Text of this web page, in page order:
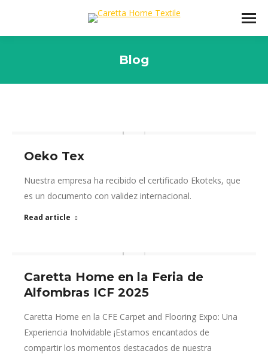
Blog
Oeko Tex
Nuestra empresa ha recibido el certificado Ekoteks, que
es un documento con validez internacional.
Read article
Caretta Home en la Feria de
Alfombras ICF 2025
Caretta Home en la CFE Carpet and Flooring Expo: Una
Experiencia Inolvidable ¡Estamos encantados de
compartir los momentos destacados de nuestra